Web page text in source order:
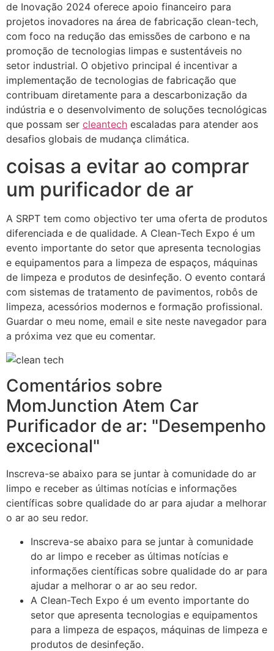
de Inovação 2024 oferece apoio financeiro para
projetos inovadores na área de fabricação clean-tech,
com foco na redução das emissões de carbono e na
promoção de tecnologias limpas e sustentáveis no
setor industrial. O objetivo principal é incentivar a
implementação de tecnologias de fabricação que
contribuam diretamente para a descarbonização da
indústria e o desenvolvimento de soluções tecnológicas
que possam ser cleantech escaladas para atender aos
desafios globais de mudança climática.
coisas a evitar ao comprar
um purificador de ar
A SRPT tem como objectivo ter uma oferta de produtos
diferenciada e de qualidade. A Clean-Tech Expo é um
evento importante do setor que apresenta tecnologias
e equipamentos para a limpeza de espaços, máquinas
de limpeza e produtos de desinfeção. O evento contará
com sistemas de tratamento de pavimentos, robôs de
limpeza, acessórios modernos e formação profissional.
Guardar o meu nome, email e site neste navegador para
a próxima vez que eu comentar.
Comentários sobre
MomJunction Atem Car
Purificador de ar: "Desempenho
excecional"
Inscreva-se abaixo para se juntar à comunidade do ar
limpo e receber as últimas notícias e informações
científicas sobre qualidade do ar para ajudar a melhorar
o ar ao seu redor.
Inscreva-se abaixo para se juntar à comunidade
do ar limpo e receber as últimas notícias e
informações científicas sobre qualidade do ar para
ajudar a melhorar o ar ao seu redor.
A Clean-Tech Expo é um evento importante do
setor que apresenta tecnologias e equipamentos
para a limpeza de espaços, máquinas de limpeza e
produtos de desinfeção.